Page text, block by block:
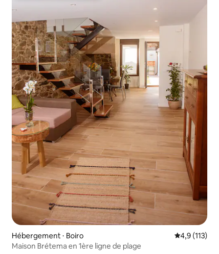
Hébergement ⋅ Boiro Évaluation
4,9 (113)
Maison Brétema en 1ère ligne de plage